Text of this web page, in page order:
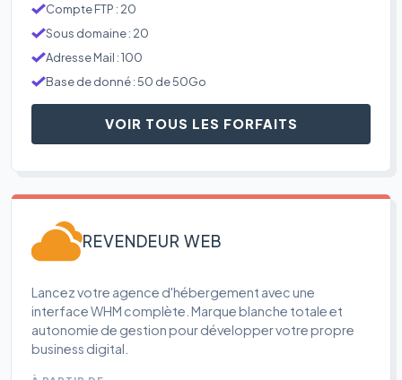
Compte FTP : 20
Sous domaine : 20
Adresse Mail : 100
Base de donné : 50 de 50Go
VOIR TOUS LES FORFAITS
REVENDEUR WEB
Lancez votre agence d'hébergement avec une
interface WHM complète. Marque blanche totale et
autonomie de gestion pour développer votre propre
business digital.